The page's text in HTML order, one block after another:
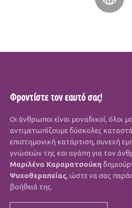
Φροντίστε τον εαυτό σας!
Οι άνθρωποι είναι μοναδικοί, όλοι
αντιμετωπίζουμε δύσκολες
επιστημονική κατάρτιση, συνεχή
γνώσεών της και αγάπη για τον
Μαριλένα Καραματσούκη
Ψυχοθεραπείας, ώστε να σας
βοήθειά της.